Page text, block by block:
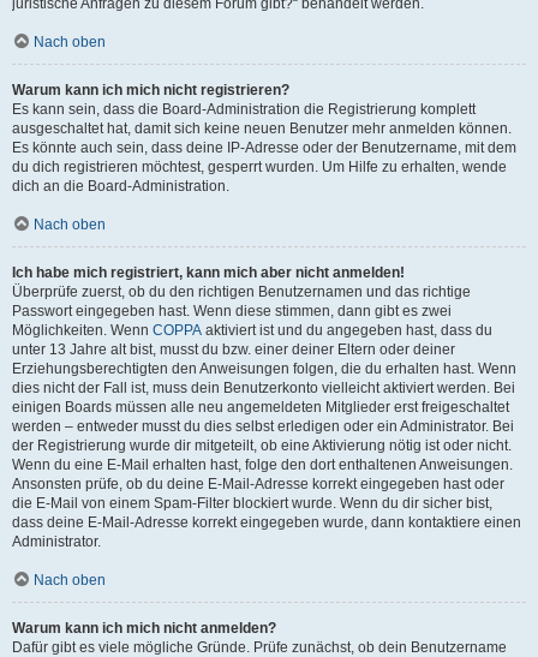
juristische Anfragen zu diesem Forum gibt?“ behandelt werden.
Nach oben
Warum kann ich mich nicht registrieren?
Es kann sein, dass die Board-Administration die Registrierung komplett
ausgeschaltet hat, damit sich keine neuen Benutzer mehr anmelden können.
Es könnte auch sein, dass deine IP-Adresse oder der Benutzername, mit dem
du dich registrieren möchtest, gesperrt wurden. Um Hilfe zu erhalten, wende
dich an die Board-Administration.
Nach oben
Ich habe mich registriert, kann mich aber nicht anmelden!
Überprüfe zuerst, ob du den richtigen Benutzernamen und das richtige
Passwort eingegeben hast. Wenn diese stimmen, dann gibt es zwei
Möglichkeiten. Wenn COPPA aktiviert ist und du angegeben hast, dass du
unter 13 Jahre alt bist, musst du bzw. einer deiner Eltern oder deiner
Erziehungsberechtigten den Anweisungen folgen, die du erhalten hast. Wenn
dies nicht der Fall ist, muss dein Benutzerkonto vielleicht aktiviert werden. Bei
einigen Boards müssen alle neu angemeldeten Mitglieder erst freigeschaltet
werden – entweder musst du dies selbst erledigen oder ein Administrator. Bei
der Registrierung wurde dir mitgeteilt, ob eine Aktivierung nötig ist oder nicht.
Wenn du eine E-Mail erhalten hast, folge den dort enthaltenen Anweisungen.
Ansonsten prüfe, ob du deine E-Mail-Adresse korrekt eingegeben hast oder
die E-Mail von einem Spam-Filter blockiert wurde. Wenn du dir sicher bist,
dass deine E-Mail-Adresse korrekt eingegeben wurde, dann kontaktiere einen
Administrator.
Nach oben
Warum kann ich mich nicht anmelden?
Dafür gibt es viele mögliche Gründe. Prüfe zunächst, ob dein Benutzername